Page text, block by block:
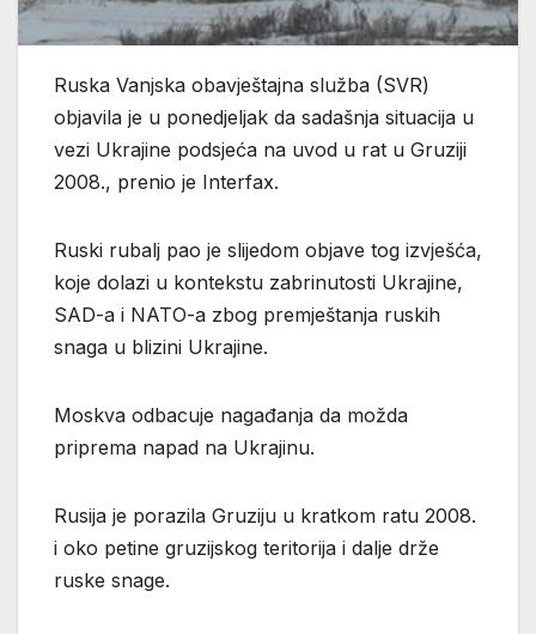
Ruska Vanjska obavještajna služba (SVR)
objavila je u ponedjeljak da sadašnja situacija u
vezi Ukrajine podsjeća na uvod u rat u Gruziji
2008., prenio je Interfax.
Ruski rubalj pao je slijedom objave tog izvješća,
koje dolazi u kontekstu zabrinutosti Ukrajine,
SAD-a i NATO-a zbog premještanja ruskih
snaga u blizini Ukrajine.
Moskva odbacuje nagađanja da možda
priprema napad na Ukrajinu.
Rusija je porazila Gruziju u kratkom ratu 2008.
i oko petine gruzijskog teritorija i dalje drže
ruske snage.